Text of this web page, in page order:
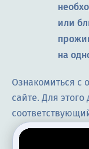
или
на
Ознакомиться
сайте. Для этого